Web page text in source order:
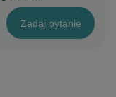
Zadaj pytanie